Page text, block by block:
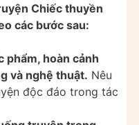
Chiếc thuyền
các bước sau:
phẩm, hoàn cảnh
và nghệ thuật. Nêu
độc đáo trong tác